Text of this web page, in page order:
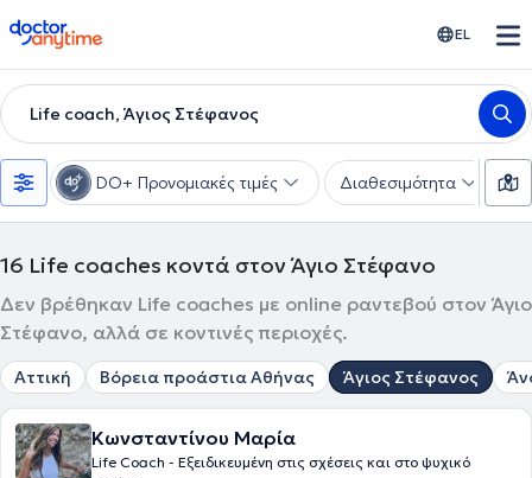
doctoranytime EL
Life coach, Άγιος Στέφανος
DO+ Προνομιακές τιμές Διαθεσιμότητα
16 Life coaches κοντά στον Άγιο Στέφανο
Δεν βρέθηκαν Life coaches με online ραντεβού στον Άγιο
Στέφανο, αλλά σε κοντινές περιοχές.
Αττική Βόρεια προάστια Αθήνας Άγιος Στέφανος
Κωνσταντίνου Μαρία
Life Coach - Eξειδικευμένη στις σχέσεις και στο ψυχικό